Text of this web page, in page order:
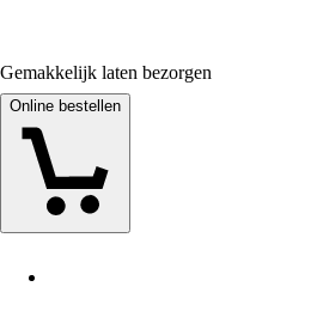
Gemakkelijk laten bezorgen
Online bestellen